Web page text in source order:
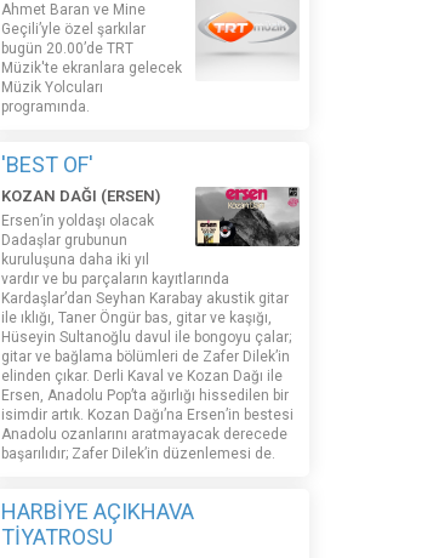
Ahmet Baran ve Mine
Geçili’yle özel şarkılar
bugün 20.00’de TRT
Müzik'te ekranlara gelecek
Müzik Yolcuları
programında.
'BEST OF'
KOZAN DAĞI (ERSEN)
Ersen’in yoldaşı olacak
Dadaşlar grubunun
kuruluşuna daha iki yıl
vardır ve bu parçaların kayıtlarında
Kardaşlar’dan Seyhan Karabay akustik gitar
ile ıklığı, Taner Öngür bas, gitar ve kaşığı,
Hüseyin Sultanoğlu davul ile bongoyu çalar;
gitar ve bağlama bölümleri de Zafer Dilek’in
elinden çıkar. Derli Kaval ve Kozan Dağı ile
Ersen, Anadolu Pop’ta ağırlığı hissedilen bir
isimdir artık. Kozan Dağı’na Ersen’in bestesi
Anadolu ozanlarını aratmayacak derecede
başarılıdır; Zafer Dilek’in düzenlemesi de.
HARBİYE AÇIKHAVA
TİYATROSU